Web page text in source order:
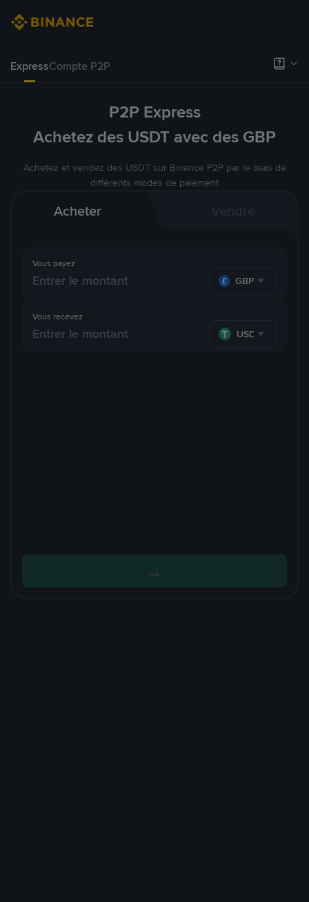
ExpressCompte P2P
P2P Express
Achetez des USDT avec des GBP
Achetez et vendez des USDT sur Binance P2P par le biais de
différents modes de paiement
Acheter
Vous payez
GBP
Vous recevez
USDT